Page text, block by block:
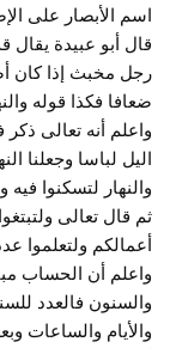
اسم الأبصار على
قال أبو عبيدة يقال
رجل مخبث إذا كان
ضعافا فكذا قوله
واعلم أنه تعالى ذكر
والنهار لتسكنوا
ثم قال تعالى
أعمالكم ولتعلموا
واعلم أن الحساب
والسنون فالعدد
والأيام والساعات